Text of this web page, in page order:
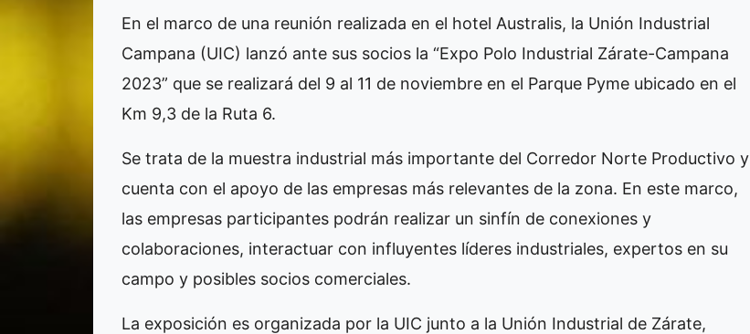
En el marco de una reunión realizada en el hotel Australis, la Unión Industrial
Campana (UIC) lanzó ante sus socios la “Expo Polo Industrial Zárate-Campana
2023” que se realizará del 9 al 11 de noviembre en el Parque Pyme ubicado en el
Km 9,3 de la Ruta 6.
Se trata de la muestra industrial más importante del Corredor Norte Productivo y
cuenta con el apoyo de las empresas más relevantes de la zona. En este marco,
las empresas participantes podrán realizar un sinfín de conexiones y
colaboraciones, interactuar con influyentes líderes industriales, expertos en su
campo y posibles socios comerciales.
La exposición es organizada por la UIC junto a la Unión Industrial de Zárate,